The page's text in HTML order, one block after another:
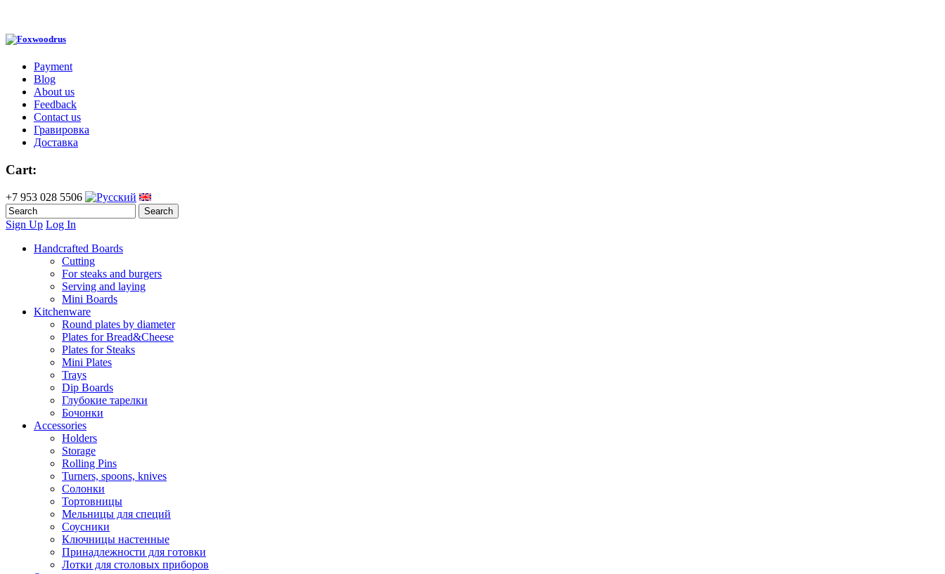
Payment
Blog
About us
Feedback
Contact us
Гравировка
Доставка
Cart:
+7 953 028 5506
Sign Up Log In
Handcrafted Boards
Cutting
For steaks and burgers
Serving and laying
Mini Boards
Kitchenware
Round plates by diameter
Plates for Bread&Cheese
Plates for Steaks
Mini Plates
Trays
Dip Boards
Глубокие тарелки
Бочонки
Accessories
Holders
Storage
Rolling Pins
Turners, spoons, knives
Солонки
Тортовницы
Мельницы для специй
Соусники
Ключницы настенные
Принадлежности для готовки
Лотки для столовых приборов